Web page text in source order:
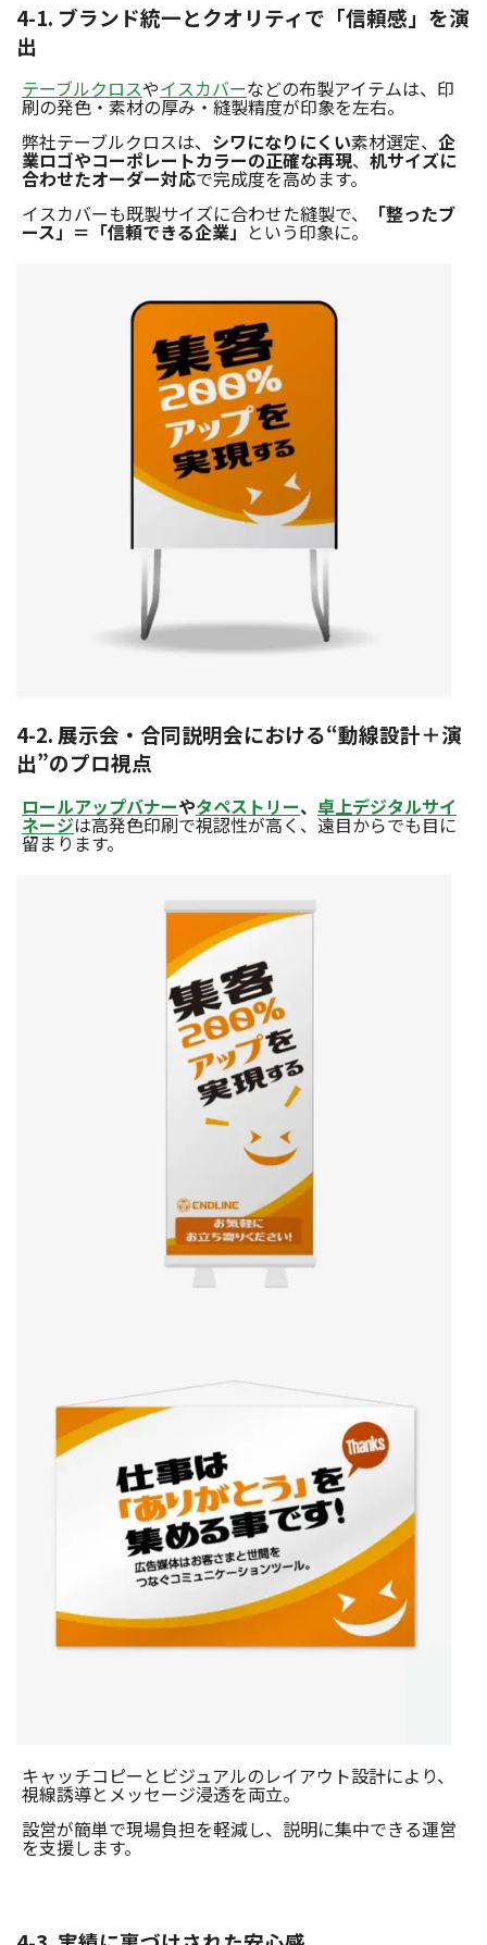
4-1. ブランド統一とクオリティで「信頼感」を演
出
テーブルクロスやイスカバーなどの布製アイテムは、印
刷の発色・素材の厚み・縫製精度が印象を左右。
弊社テーブルクロスは、 シワになりにくい素材選定、 企
業ロゴやコーポレートカラーの正確な再現、 机サイズに
合わせたオーダー対応で完成度を高めます。
イスカバーも既製サイズに合わせた縫製で、
「整ったブ
ース」＝「信頼できる企業」 という印象に。
4-2. 展示会・合同説明会における“動線設計＋演
出”のプロ視点
ロールアップバナーやタペストリー、 卓上デジタルサイ
ネージは高発色印刷で視認性が高く、遠目からでも目に
留まります。
キャッチコピーとビジュアルのレイアウト設計により、
視線誘導とメッセージ浸透を両立。
設営が簡単で現場負担を軽減し、説明に集中できる運営
を支援します。